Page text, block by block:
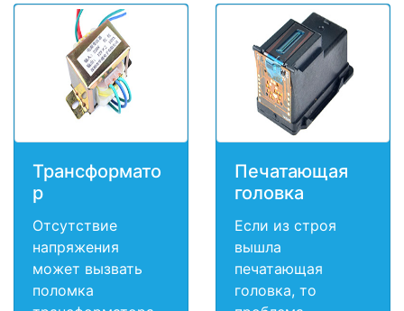
Трансформато
р
Отсутствие
напряжения
может вызвать
поломка
Печатающая
головка
Если из строя
вышла
печатающая
головка, то